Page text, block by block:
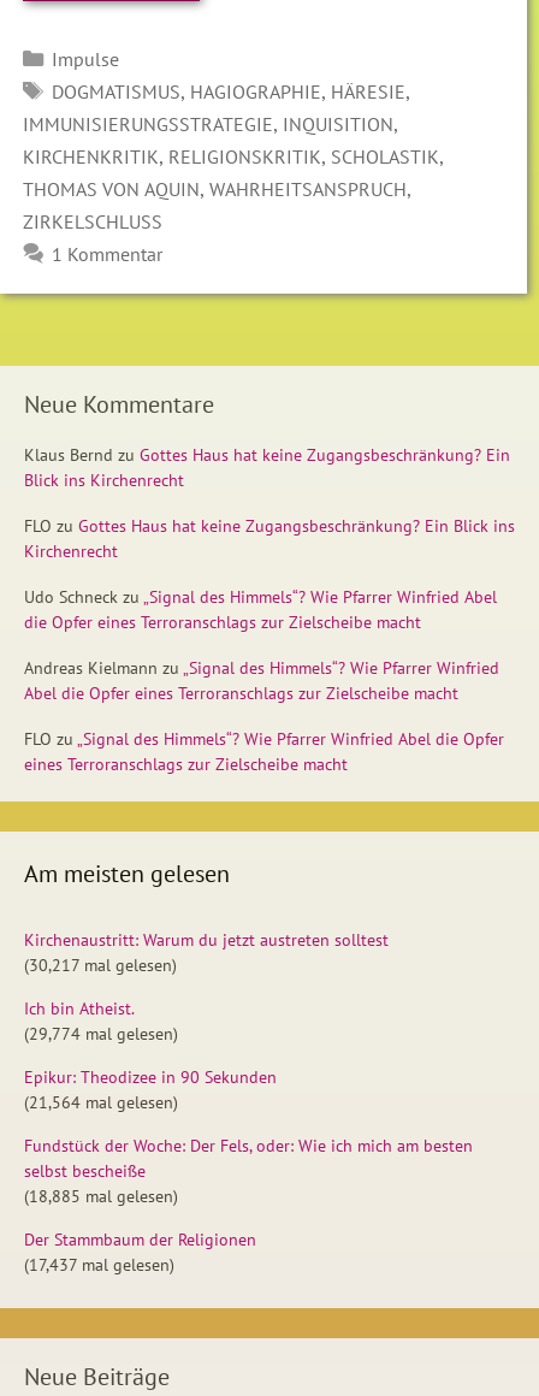
Kategorien
Impulse
SCHLAGWÖRTER
DOGMATISMUS, HAGIOGRAPHIE, HÄRESIE,
IMMUNISIERUNGSSTRATEGIE, INQUISITION,
KIRCHENKRITIK, RELIGIONSKRITIK, SCHOLASTIK,
THOMAS VON AQUIN,WAHRHEITSANSPRUCH,
ZIRKELSCHLUSS
1 Kommentar
Neue Kommentare
Klaus Bernd zu Gottes Haus hat keine Zugangsbeschränkung? Ein
Blick ins Kirchenrecht
FLO zu Gottes Haus hat keine Zugangsbeschränkung? Ein Blick ins
Kirchenrecht
Udo Schneck zu „Signal des Himmels“? Wie Pfarrer Winfried Abel
die Opfer eines Terroranschlags zur Zielscheibe macht
Andreas Kielmann zu „Signal des Himmels“? Wie Pfarrer Winfried
Abel die Opfer eines Terroranschlags zur Zielscheibe macht
FLO zu „Signal des Himmels“? Wie Pfarrer Winfried Abel die Opfer
eines Terroranschlags zur Zielscheibe macht
Am meisten gelesen
Kirchenaustritt: Warum du jetzt austreten solltest
(30,217 mal gelesen)
Ich bin Atheist.
(29,774 mal gelesen)
Epikur: Theodizee in 90 Sekunden
(21,564 mal gelesen)
Fundstück der Woche: Der Fels, oder: Wie ich mich am besten
selbst bescheiße
(18,885 mal gelesen)
Der Stammbaum der Religionen
(17,437 mal gelesen)
Neue Beiträge